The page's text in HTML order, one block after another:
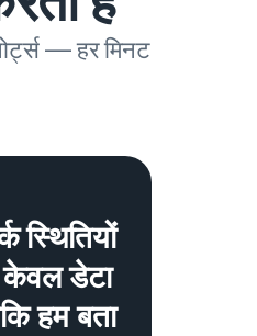
— हर मिनट
स्थितियों
केवल डेटा
हम बता